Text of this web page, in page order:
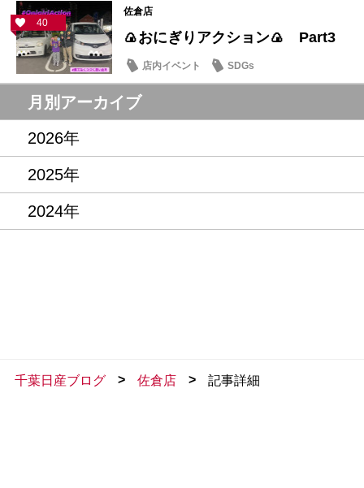
40
佐倉店
🍙おにぎりアクション🍙 Part3
店内イベント SDGs
月別アーカイブ
2026年
2025年
2024年
千葉日産ブログ > 佐倉店 > 記事詳細